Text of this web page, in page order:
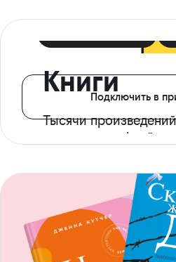
Книги
Тысячи произведений
с доступом офлайн
Подключить в